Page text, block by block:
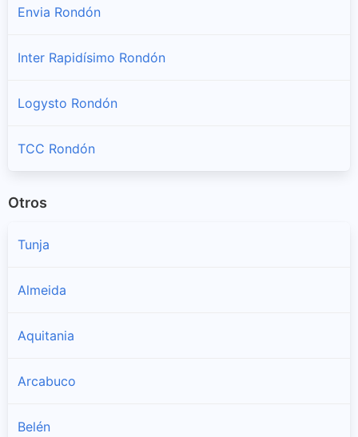
Envia Rondón
Inter Rapidísimo Rondón
Logysto Rondón
TCC Rondón
Otros
Tunja
Almeida
Aquitania
Arcabuco
Belén